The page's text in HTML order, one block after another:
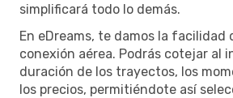
simplificará todo lo demás.
En eDreams, te damos la facilidad
conexión aérea. Podrás cotejar al
duración de los trayectos, los
los precios, permitiéndote así